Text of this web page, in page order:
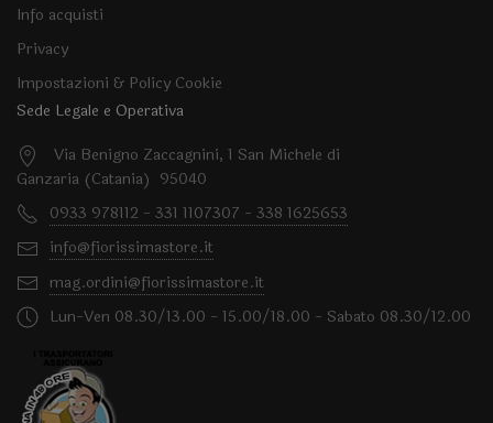
Info acquisti
Privacy
Impostazioni & Policy Cookie
Sede Legale e Operativa
Via Benigno Zaccagnini, 1 San Michele di
Ganzaria (Catania) 95040
0933 978112 - 331 1107307 - 338 1625653
info@fiorissimastore.it
mag.ordini@fiorissimastore.it
Lun-Ven 08.30/13.00 - 15.00/18.00 - Sabato 08.30/12.00